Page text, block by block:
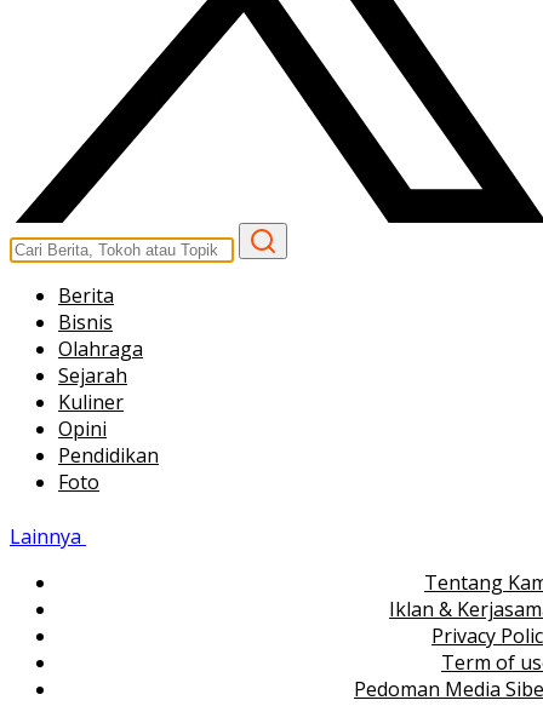
Berita
Bisnis
Olahraga
Sejarah
Kuliner
Opini
Pendidikan
Foto
Lainnya
Tentang
Iklan &
Privacy
Term of
Pedoman Media